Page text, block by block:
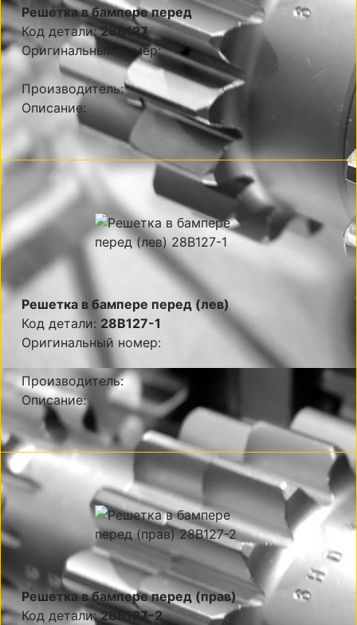
Решетка в бампере перед
Код детали:28B127
Оригинальный номер:
Производитель:
Описание:
Решетка в бампере перед (лев)
Код детали: 28B127-1
Оригинальный номер:
Производитель:
Описание:
Решетка в бампере перед (прав)
Код детали:28B127-2